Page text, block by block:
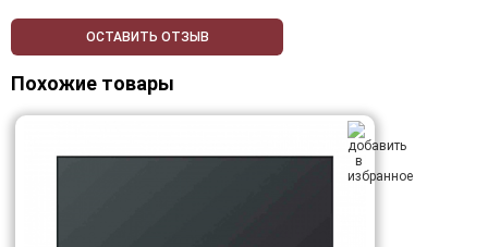
ОСТАВИТЬ ОТЗЫВ
Похожие товары